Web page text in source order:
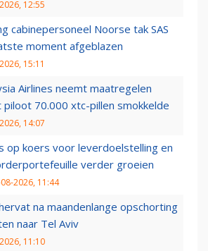
12:55
cabinepersoneel Noorse tak SAS
moment afgeblazen
15:11
Airlines neemt maatregelen
piloot 70.000 xtc-pillen smokkelde
14:07
op koers voor leverdoelstelling en
verder groeien
2026, 11:44
na maandenlange opschorting
naar Tel Aviv
11:10